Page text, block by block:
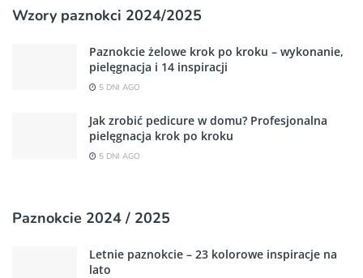
Wzory paznokci 2024/2025
Paznokcie żelowe krok po kroku – wykonanie,
pielęgnacja i 14 inspiracji
5 DNI AGO
Jak zrobić pedicure w domu? Profesjonalna
pielęgnacja krok po kroku
5 DNI AGO
Paznokcie 2024 / 2025
Letnie paznokcie – 23 kolorowe inspiracje na
lato